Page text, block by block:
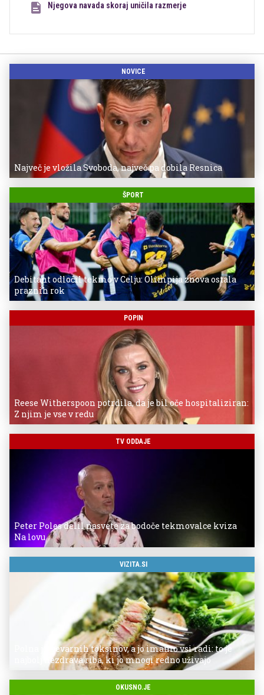
Njegova navada skoraj uničila razmerje
NOVICE
Največ je vložila Svoboda, največ pa dobila Resnica
ŠPORT
Debitant odločil tekmo v Celju: Olimpija znova ostala
praznih rok
POPIN
Reese Witherspoon potrdila, da je bil oče hospitaliziran:
Z njim je vse v redu
TV ODDAJE
Peter Poles delil nasvete za bodoče tekmovalce kviza
Na lovu
VIZITA.SI
Polna je nevarnih toksinov, a jo imamo vsi radi: to je
najbolj nezdrava riba, ki jo mnogi redno uživajo
OKUSNO.JE